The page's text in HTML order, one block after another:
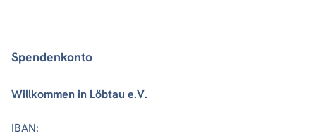
Spendenkonto
Willkommen in Löbtau e.V.
IBAN: